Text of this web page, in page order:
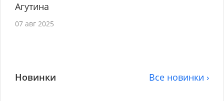
Агутина
07 авг 2025
Новинки Все новинки ›